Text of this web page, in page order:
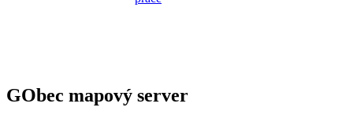
GObec mapový server